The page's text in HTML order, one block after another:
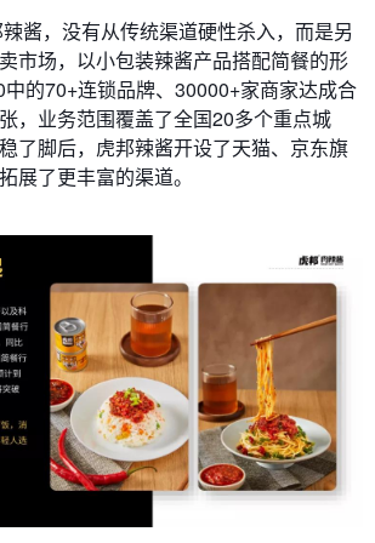
酱，没有从传统渠道硬性杀入，而是另
市场，以小包装辣酱产品搭配简餐的形
的70+连锁品牌、30000+家商家达成合
，业务范围覆盖了全国20多个重点城
了脚后，虎邦辣酱开设了天猫、京东旗
展了更丰富的渠道。